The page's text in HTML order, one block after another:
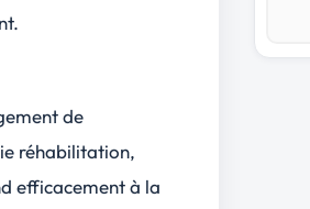
de
réhabilitation,
efficacement à la